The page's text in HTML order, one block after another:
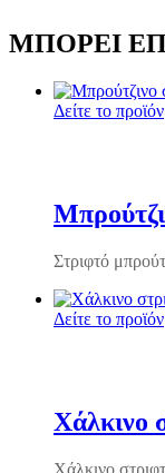
ΜΠΟΡΕΊ
Δείτε το προϊόν
Στριφτό
Δείτε το προϊόν
Χάλκινο
Χάλκινο